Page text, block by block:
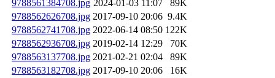
9788561384708.jpg 2024-01-03 11:07
89K
9788562626708.jpg 2017-09-10 20:06 9.4K
9788562741708.jpg 2022-06-14 08:50 122K
9788562936708.jpg 2019-02-14 12:29
70K
9788563137708.jpg 2021-02-21 02:04
89K
9788563182708.jpg 2017-09-10 20:06
16K